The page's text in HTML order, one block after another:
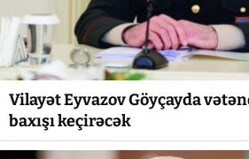
Vilayət Eyvazov Göyçayda
baxışı keçirəcək